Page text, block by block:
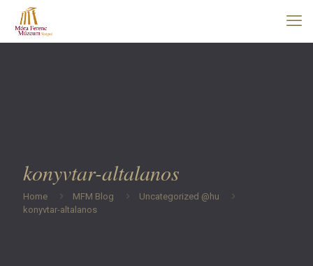
konyvtar-altalanos
Home MFM Blog
Uncategorized @hu
konyvtar-altalanos